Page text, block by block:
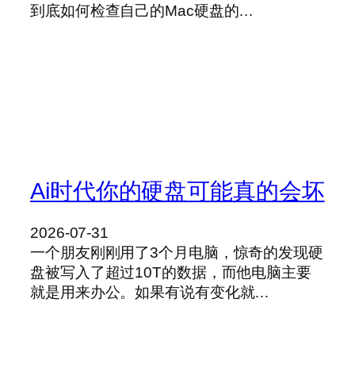
到底如何检查自己的Mac硬盘的…
Ai时代你的硬盘可能真的会坏
2026-07-31
一个朋友刚刚用了3个月电脑，惊奇的发现硬
盘被写入了超过10T的数据，而他电脑主要
就是用来办公。如果有说有变化就…